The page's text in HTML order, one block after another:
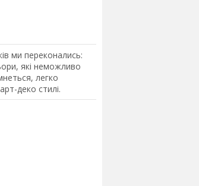
ми переконались:
які неможливо
легко
деко стилі.